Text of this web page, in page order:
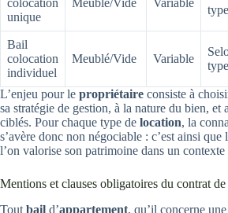
unique
type
Bail
colocation
individuel
Meublé/Vide Variable
type
L’enjeu pour le propriétaire consiste à
sa stratégie de gestion, à la nature du bien, et
ciblés. Pour chaque type de location, la
s’avère donc non négociable : c’est ainsi
l’on valorise son patrimoine dans un
Mentions et clauses obligatoires du contrat
Tout bail d’appartement, qu’il concerne une